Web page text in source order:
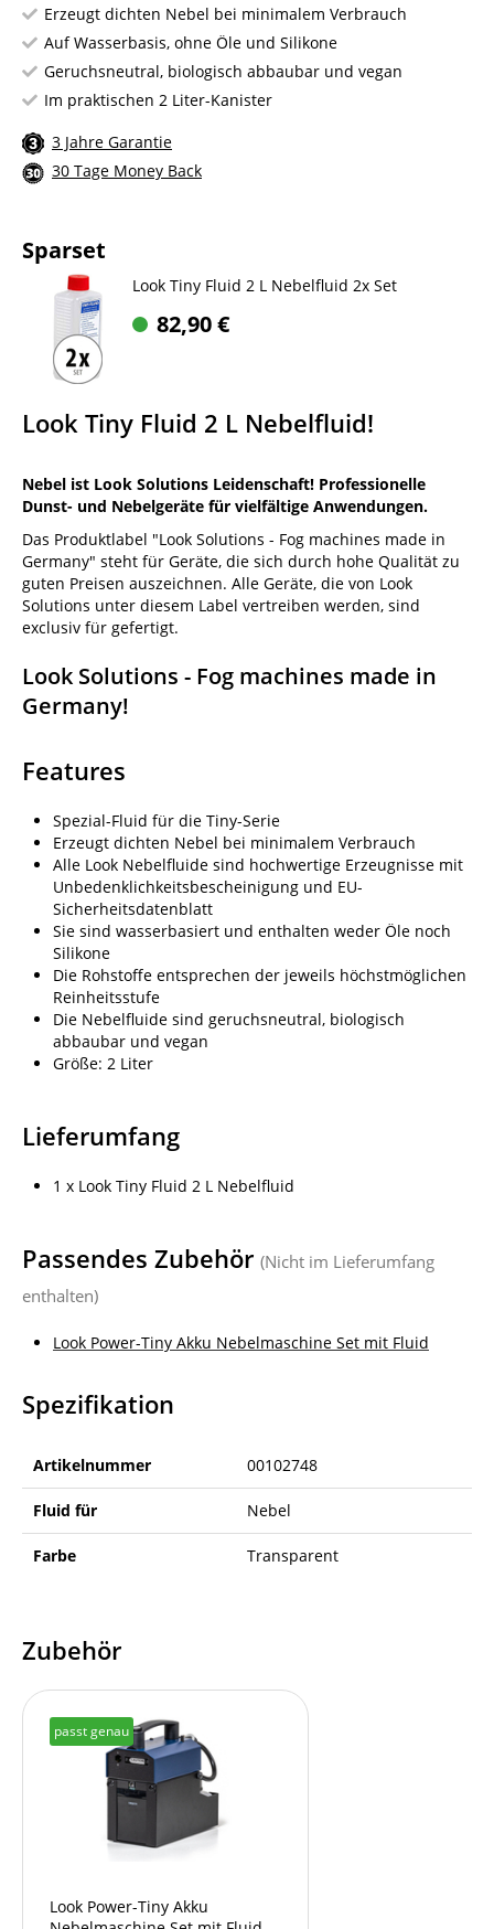
Erzeugt dichten Nebel bei minimalem Verbrauch
Auf Wasserbasis, ohne Öle und Silikone
Geruchsneutral, biologisch abbaubar und vegan
Im praktischen 2 Liter-Kanister
3 Jahre Garantie
30 Tage Money Back
Sparset
Look Tiny Fluid 2 L Nebelfluid 2x Set
82,90€
Look Tiny Fluid 2 L Nebelfluid!
Nebel ist Look Solutions Leidenschaft! Professionelle
Dunst- und Nebelgeräte für vielfältige Anwendungen.
Das Produktlabel "Look Solutions - Fog machines made in
Germany" steht für Geräte, die sich durch hohe Qualität zu
guten Preisen auszeichnen. Alle Geräte, die von Look
Solutions unter diesem Label vertreiben werden, sind
exclusiv für gefertigt.
Look Solutions - Fog machines made in
Germany!
Features
Spezial-Fluid für die Tiny-Serie
Erzeugt dichten Nebel bei minimalem Verbrauch
Alle Look Nebelfluide sind hochwertige Erzeugnisse mit
Unbedenklichkeitsbescheinigung und EU-
Sicherheitsdatenblatt
Sie sind wasserbasiert und enthalten weder Öle noch
Silikone
Die Rohstoffe entsprechen der jeweils höchstmöglichen
Reinheitsstufe
Die Nebelfluide sind geruchsneutral, biologisch
abbaubar und vegan
Größe: 2 Liter
Lieferumfang
1 x Look Tiny Fluid 2 L Nebelfluid
Passendes Zubehör (Nicht im Lieferumfang
enthalten)
Look Power-Tiny Akku Nebelmaschine Set mit Fluid
Spezifikation
Artikelnummer 00102748
Fluid für Nebel
Farbe Transparent
Zubehör
passt genau
Look Power-Tiny Akku